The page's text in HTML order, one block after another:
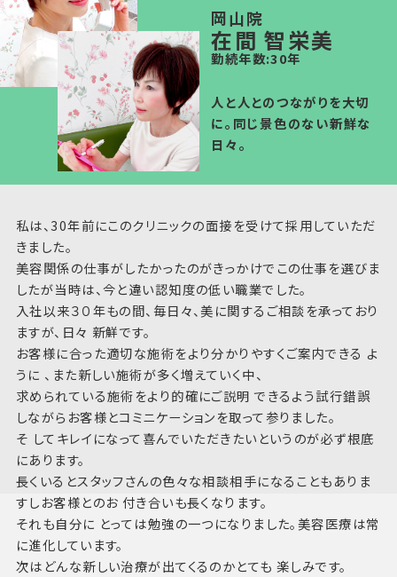
岡山院
在間 智栄美
勤続年数:30年
人と人とのつながりを大切
に。同じ景色のない新鮮な
日々。
私は、30年前にこのクリニックの面接を受けて採用していただ
きました。
美容関係の仕事がしたかったのがきっかけでこの仕事を選びま
したが当時は、今と違い認知度の低い職業でした。
入社以来３０年もの間、毎日々、美に関するご相談を承っており
ますが、日々 新鮮です。
お客様に合った適切な施術をより分かりやすくご案内できる よ
うに 、また新しい施術が多く増えていく中、
求められている施術をより的確にご説明 できるよう試行錯誤
しながらお客様とコミニケーションを取って参りました。
そ してキレイになって喜んでいただきたいというのが必ず根底
にあります。
長くいるとスタッフさんの色々な相談相手になることもありま
すしお客様とのお 付き合いも長くなります。
それも自分に とっては勉強の一つになりました。美容医療は常
に進化しています。
次はどんな新しい治療が出てくるのかとても 楽しみです。